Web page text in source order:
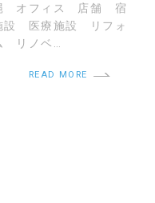
オフィス 店舗 宿
設 医療施設 リフォ
リノベ…
READ MORE